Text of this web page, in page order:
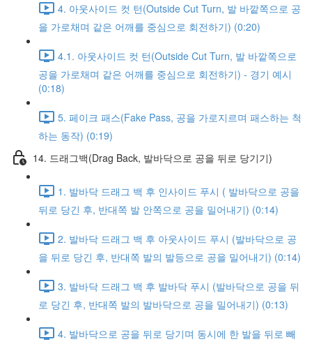
4. 아웃사이드 컷 턴(Outside Cut Turn, 발 바깥쪽으로 공
을 가로채며 같은 어깨를 중심으로 회전하기) (0:20)
4.1. 아웃사이드 컷 턴(Outside Cut Turn, 발 바깥쪽으로
공을 가로채며 같은 어깨를 중심으로 회전하기) - 경기 예시
(0:18)
5. 페이크 패스(Fake Pass, 공을 가로지르며 패스하는 척
하는 동작) (0:19)
14. 드래그백(Drag Back, 발바닥으로 공을 뒤로 당기기)
1. 발바닥 드래그 백 후 인사이드 푸시 ( 발바닥으로 공을
뒤로 당긴 후, 반대쪽 발 안쪽으로 공을 밀어내기) (0:14)
2. 발바닥 드래그 백 후 아웃사이드 푸시 (발바닥으로 공
을 뒤로 당긴 후, 반대쪽 발의 발등으로 공을 밀어내기) (0:14)
3. 발바닥 드래그 백 후 발바닥 푸시 (발바닥으로 공을 뒤
로 당긴 후, 반대쪽 발의 발바닥으로 공을 밀어내기) (0:13)
4. 발바닥으로 공을 뒤로 당기며 동시에 한 발을 뒤로 빼